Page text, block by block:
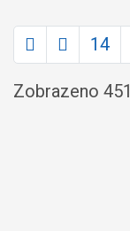
14
Zobrazeno 451